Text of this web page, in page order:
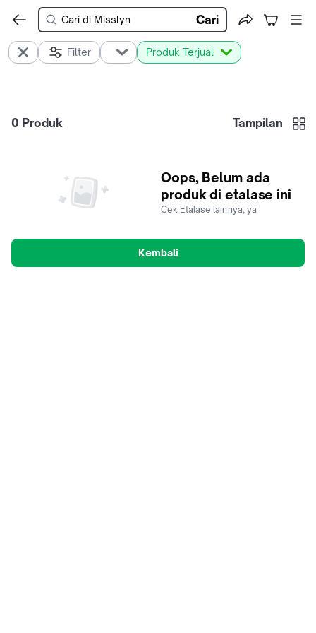
Cari
Filter Produk Terjual
0 Produk Tampilan
Oops, Belum ada
produk di etalase ini
Cek Etalase lainnya, ya
Kembali